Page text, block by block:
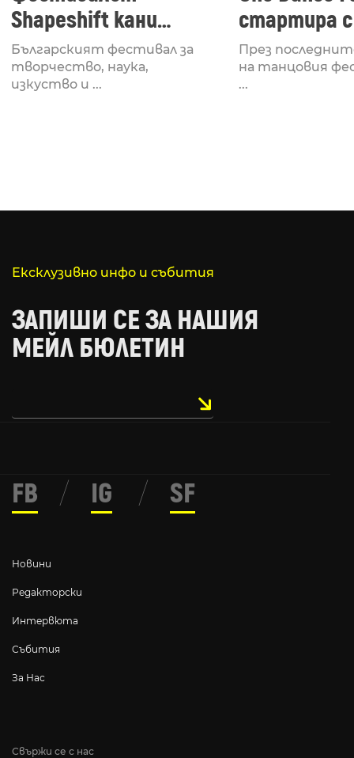
Shapeshift кани
Fabrizio Mammarella
за откриването си
Българският фестивал за
творчество, наука,
изкуство и ...
стартира
Lucid,
рейв
През
на танцовия
...
Ексклузивно инфо и събития
ЗАПИШИ СЕ ЗА НАШИЯ
МЕЙЛ БЮЛЕТИН
Свържи се с нас
Новини
Редакторски
Интервюта
Събития
За Нас
FB / IG / SF